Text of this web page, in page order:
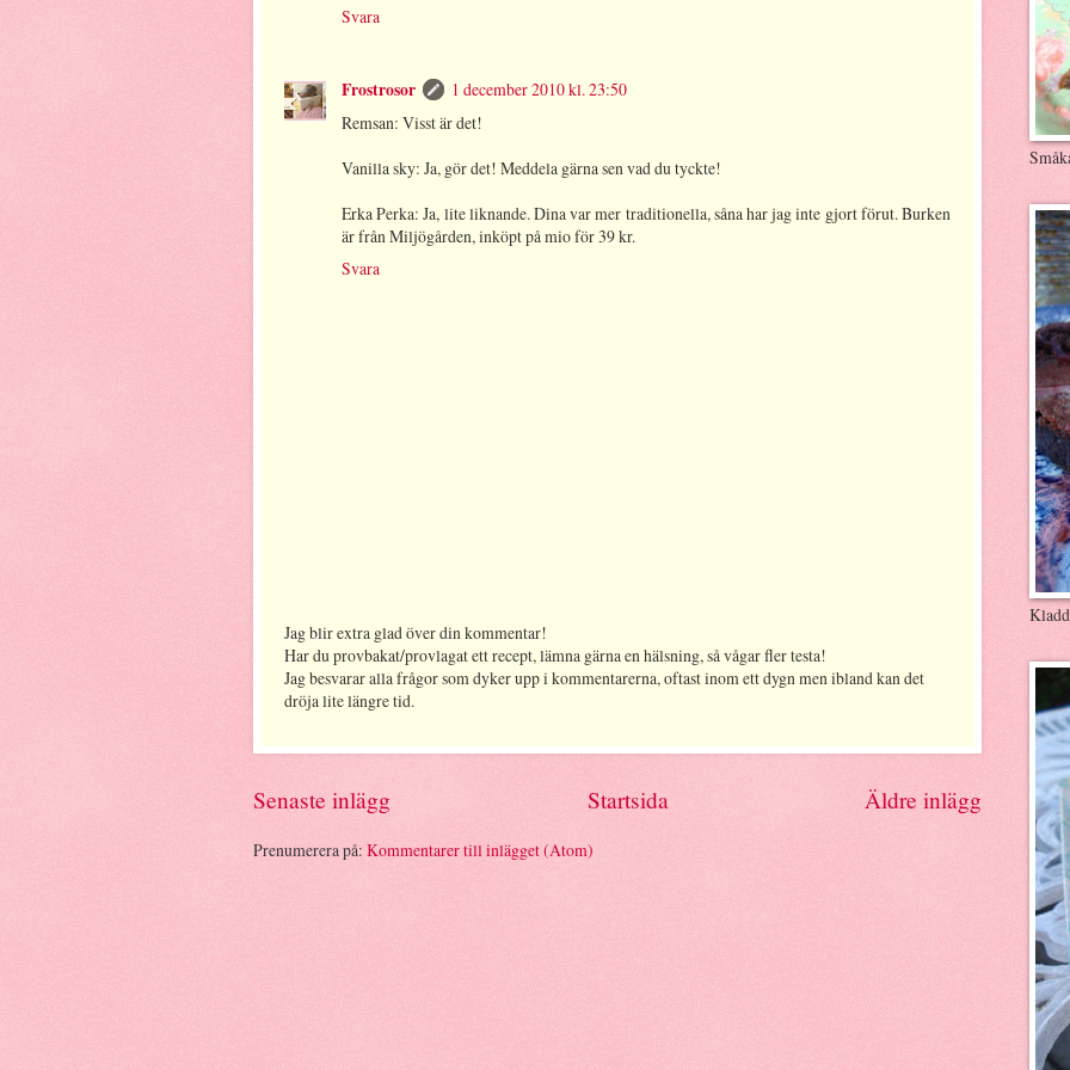
Svara
Frostrosor
1 december 2010 kl. 23:50
Remsan: Visst är det!
Vanilla sky: Ja, gör det! Meddela gärna sen vad du tyckte!
Erka Perka: Ja, lite liknande. Dina var mer traditionella, såna har jag inte gjort förut. Burken
är från Miljögården, inköpt på mio för 39 kr.
Svara
Jag blir extra glad över din kommentar!
Har du provbakat/provlagat ett recept, lämna gärna en hälsning, så vågar fler testa!
Jag besvarar alla frågor som dyker upp i kommentarerna, oftast inom ett dygn men ibland kan det
dröja lite längre tid.
Senaste inlägg Äldre inlägg
Startsida
Prenumerera på: Kommentarer till inlägget (Atom)